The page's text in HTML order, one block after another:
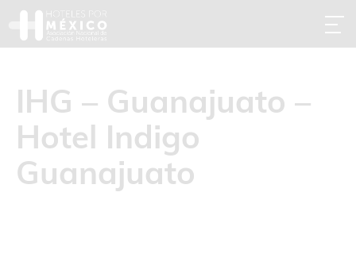
IHG – Guanajuato –
Hotel Indigo
Guanajuato